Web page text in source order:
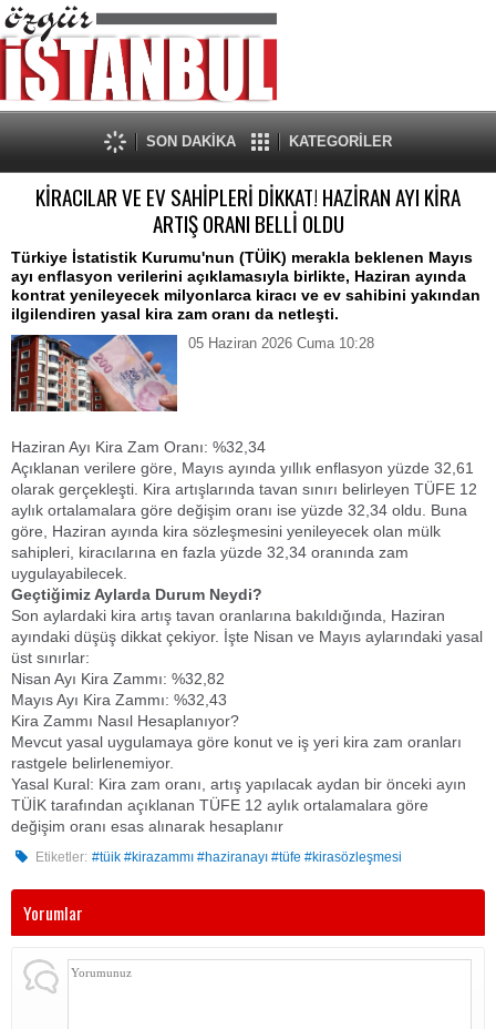
SON DAKİKA KATEGORİLER
KİRACILAR VE EV SAHİPLERİ DİKKAT! HAZİRAN AYI KİRA
ARTIŞ ORANI BELLİ OLDU
​Türkiye İstatistik Kurumu'nun (TÜİK) merakla beklenen Mayıs
ayı enflasyon verilerini açıklamasıyla birlikte, Haziran ayında
kontrat yenileyecek milyonlarca kiracı ve ev sahibini yakından
ilgilendiren yasal kira zam oranı da netleşti.
05 Haziran 2026 Cuma 10:28
​Haziran Ayı Kira Zam Oranı: %32,34
​Açıklanan verilere göre, Mayıs ayında yıllık enflasyon yüzde 32,61
olarak gerçekleşti. Kira artışlarında tavan sınırı belirleyen TÜFE 12
aylık ortalamalara göre değişim oranı ise yüzde 32,34 oldu. Buna
göre, Haziran ayında kira sözleşmesini yenileyecek olan mülk
sahipleri, kiracılarına en fazla yüzde 32,34 oranında zam
uygulayabilecek.
​Geçtiğimiz Aylarda Durum Neydi?
​Son aylardaki kira artış tavan oranlarına bakıldığında, Haziran
ayındaki düşüş dikkat çekiyor. İşte Nisan ve Mayıs aylarındaki yasal
üst sınırlar:
​Nisan Ayı Kira Zammı: %32,82
​Mayıs Ayı Kira Zammı: %32,43
​Kira Zammı Nasıl Hesaplanıyor?
​Mevcut yasal uygulamaya göre konut ve iş yeri kira zam oranları
rastgele belirlenemiyor.
​Yasal Kural: Kira zam oranı, artış yapılacak aydan bir önceki ayın
TÜİK tarafından açıklanan TÜFE 12 aylık ortalamalara göre
değişim oranı esas alınarak hesaplanır
Etiketler: #tüik #kirazammı #haziranayı #tüfe #kirasözleşmesi
Yorumlar